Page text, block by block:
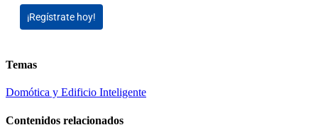
¡Regístrate hoy!
Temas
Domótica y Edificio Inteligente
Contenidos relacionados